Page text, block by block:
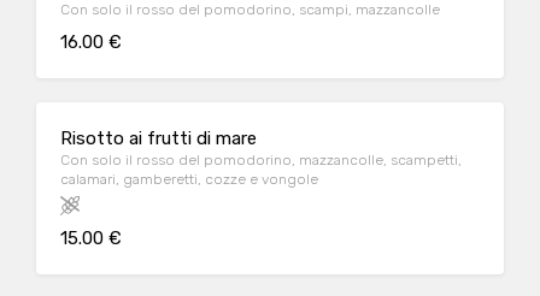
Con solo il rosso del pomodorino, scampi, mazzancolle
16.00 €
Risotto ai frutti di mare
Con solo il rosso del pomodorino, mazzancolle, scampetti,
calamari, gamberetti, cozze e vongole
15.00 €